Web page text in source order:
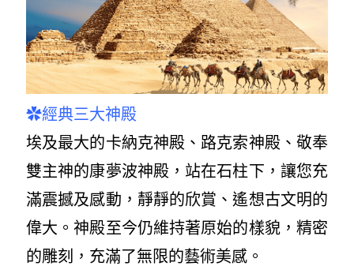
✿經典三大神殿
埃及最大的卡納克神殿、路克索神殿、敬奉
雙主神的康夢波神殿，站在石柱下，讓您充
滿震撼及感動，靜靜的欣賞、遙想古文明的
偉大。神殿至今仍維持著原始的樣貌，精密
的雕刻，充滿了無限的藝術美感。